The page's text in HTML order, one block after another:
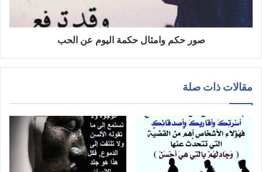
صور حكم وامثال حكمة اليوم عن الحب
مقالات ذات صلة